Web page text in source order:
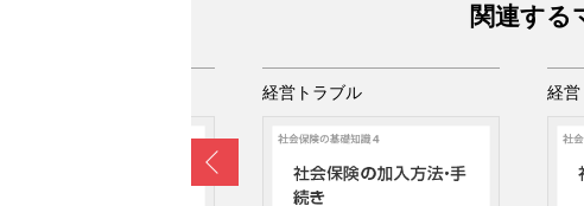
関連する
経営トラブル 経営